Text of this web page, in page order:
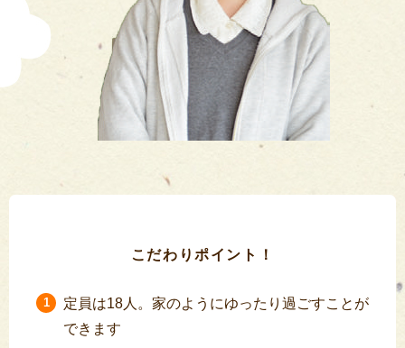
こだわりポイント！
定員は18人。家のようにゆったり過ごすことが
できます